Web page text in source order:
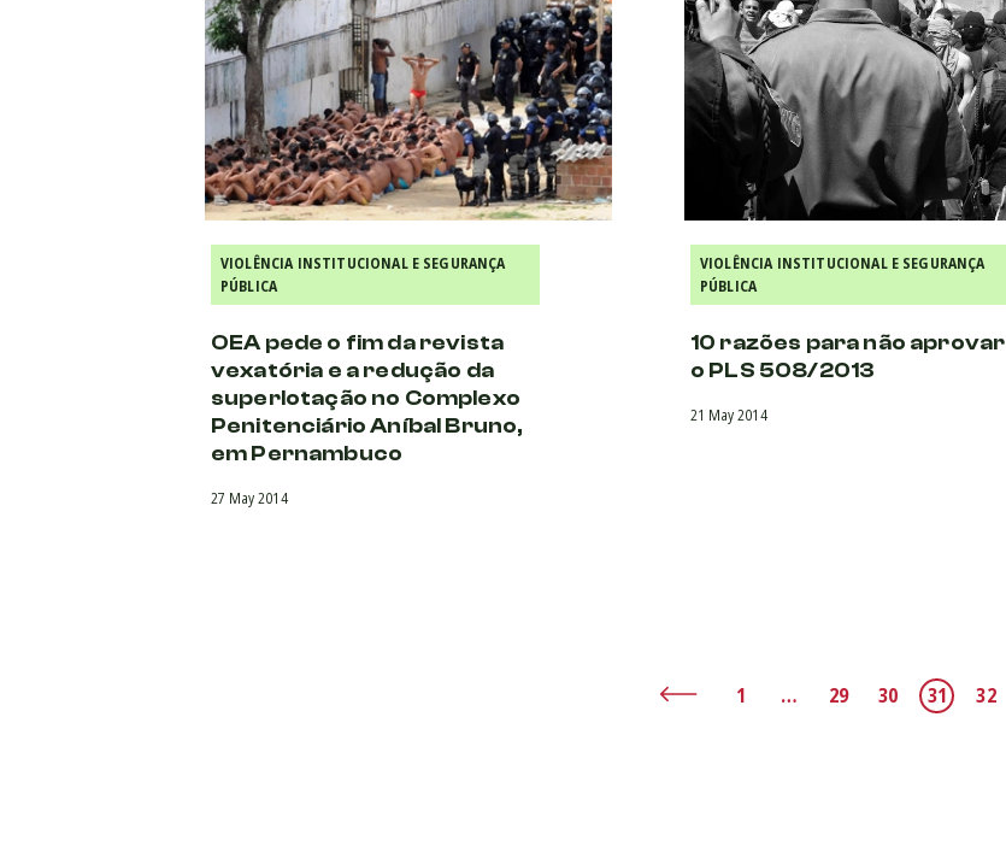
VIOLÊNCIA INSTITUCIONAL E SEGURANÇA
PÚBLICA
OEA pede o fim da revista
vexatória e a redução da
superlotação no Complexo
Penitenciário Aníbal Bruno,
em Pernambuco
27 May 2014
VIOLÊNCIA INSTITUCIONAL E SEGURANÇA
PÚBLICA
10 razões para não aprovar
o PLS 508/2013
21 May 2014
1 … 29 30 31 32